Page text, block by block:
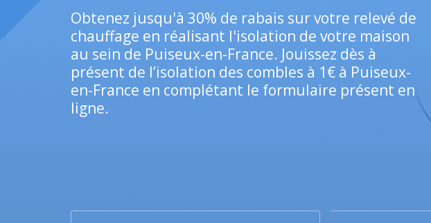
Obtenez jusqu'à 30% de rabais sur votre relevé de
chauffage en réalisant l'isolation de votre maison
au sein de Puiseux-en-France. Jouissez dès à
présent de l’isolation des combles à 1€ à Puiseux-
en-France en complétant le formulaire présent en
ligne.